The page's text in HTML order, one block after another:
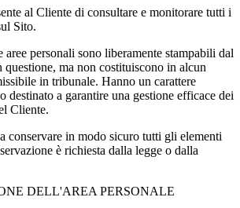
al Cliente di consultare e monitorare tutti i
Sito.
personali sono liberamente stampabili dal
ma non costituiscono in alcun
in tribunale. Hanno un carattere
destinato a garantire una gestione efficace dei
Cliente.
conservare in modo sicuro tutti gli elementi
è richiesta dalla legge o dalla
DELL'AREA PERSONALE